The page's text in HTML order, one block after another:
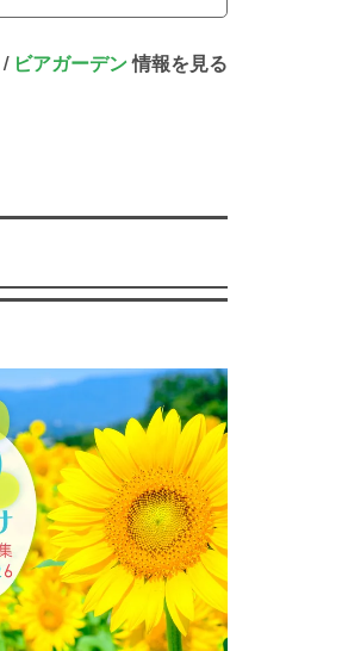
/ ビアガーデン情報を見る